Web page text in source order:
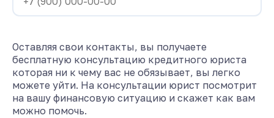
Оставляя свои контакты, вы получаете
бесплатную консультацию кредитного юриста
которая ни к чему вас не обязывает, вы легко
можете уйти. На консультации юрист посмотрит
на вашу финансовую ситуацию и скажет как вам
можно помочь.